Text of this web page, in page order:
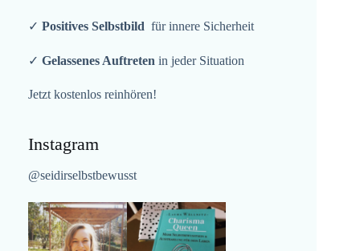
✓ Positives Selbstbild für innere Sicherheit
✓ Gelassenes Auftreten in jeder Situation
Jetzt kostenlos reinhören!
Instagram
@seidirselbstbewusst